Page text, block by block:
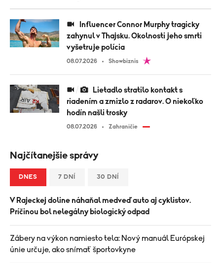
zahynul v Thajsku. Okolnosti jeho smrti
vyšetruje polícia
08.07.2026 Showbiznis
riadením a zmizlo z radarov. O niekoľko
hodín našli trosky
08.07.2026 Zahraničie
Najčítanejšie správy
DNES 7 DNÍ 30 DNÍ
V Rajeckej doline náhaňal medveď auto aj cyklistov.
Príčinou bol nelegálny biologický odpad
Zábery na výkon namiesto tela: Nový manuál Európskej
únie určuje, ako snímať športovkyne